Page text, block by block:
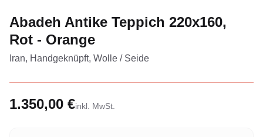
Abadeh Antike Teppich 220x160,
Rot - Orange
Iran, Handgeknüpft, Wolle / Seide
1.350,00 €inkl. MwSt.